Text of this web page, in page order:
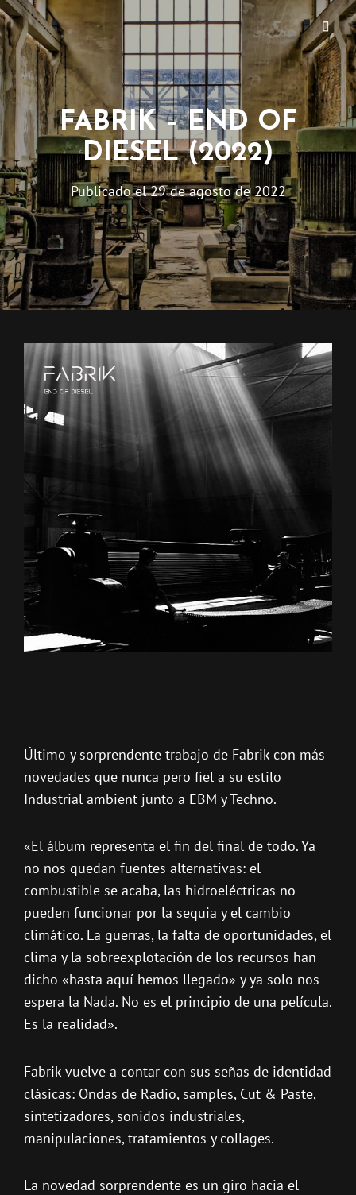
EL QUÉ? PRODUKT
FABRIK – END OF
DIESEL (2022)
Publicado el29 de agosto de 2022
Último y sorprendente trabajo de Fabrik con más
novedades que nunca pero fiel a su estilo
Industrial ambient junto a EBM y Techno.
«El álbum representa el fin del final de todo. Ya
no nos quedan fuentes alternativas: el
combustible se acaba, las hidroeléctricas no
pueden funcionar por la sequia y el cambio
climático. La guerras, la falta de oportunidades, el
clima y la sobreexplotación de los recursos han
dicho «hasta aquí hemos llegado» y ya solo nos
espera la Nada. No es el principio de una película.
Es la realidad».
Fabrik vuelve a contar con sus señas de identidad
clásicas: Ondas de Radio, samples, Cut & Paste,
sintetizadores, sonidos industriales,
manipulaciones, tratamientos y collages.
La novedad sorprendente es un giro hacia el